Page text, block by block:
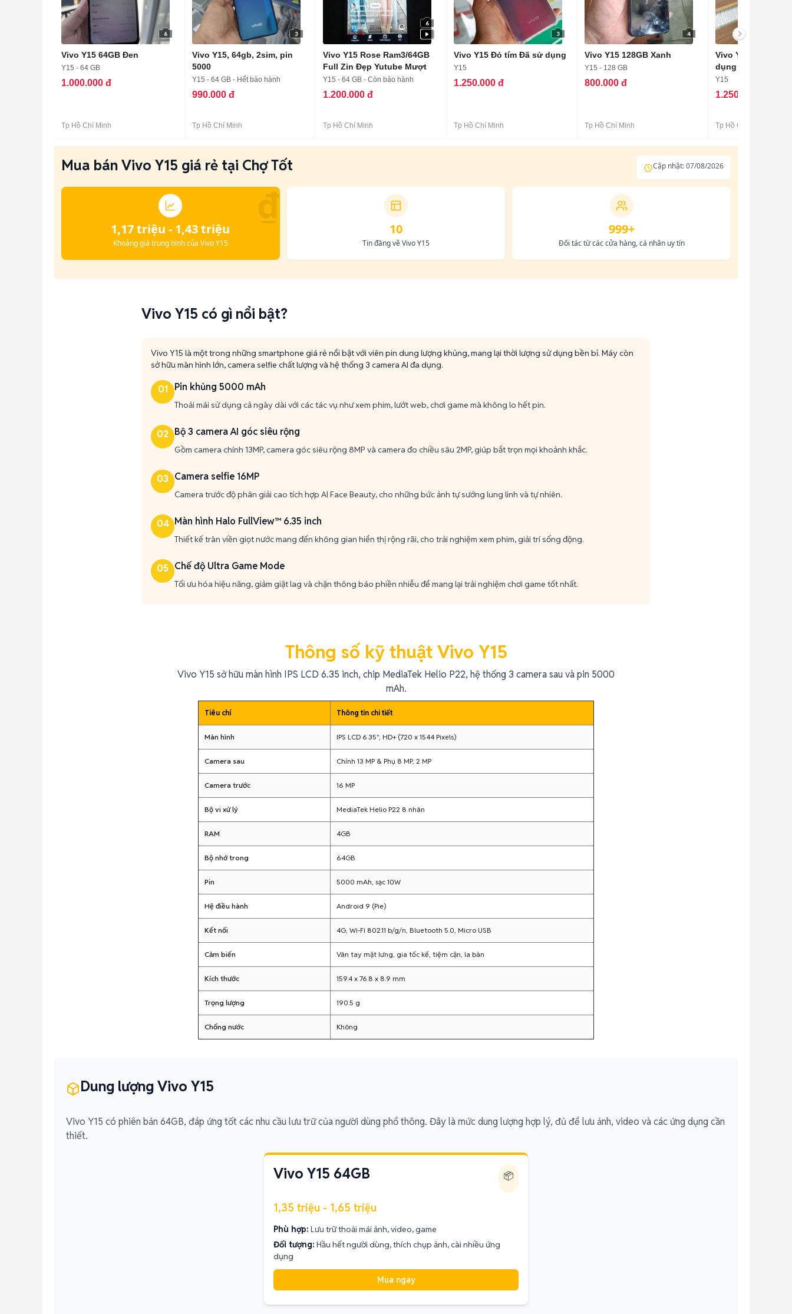
6
Vivo Y15 64GB Đen
Y15 - 64 GB
1.000.000 đ
Tp Hồ Chí Minh
3
Vivo Y15, 64gb, 2sim, pin
5000
Y15 - 64 GB - Hết bảo hành
990.000 đ
Tp Hồ Chí Minh
6
Vivo Y15 Rose Ram3/64GB
Full Zin Đẹp Yutube Mượt
Y15 - 64 GB - Còn bảo hành
1.200.000 đ
Tp Hồ Chí Minh
3
Vivo Y15 Đỏ tím Đã sử dụng
Y15
1.250.000 đ
Tp Hồ Chí Minh
4
Vivo Y15 128GB Xanh
Y15 - 128 GB
800.000 đ
Tp Hồ Chí Minh
Vivo Y15 Đen Đã
dụng
Y15
1.250.000 đ
Tp Hồ Chí Minh
Mua bán Vivo Y15 giá rẻ tại Chợ Tốt Cập nhật: 07/08/2026
₫
1,17 triệu - 1,43 triệu
Khoảng giá trung bình của Vivo Y15
10
Tin đăng về Vivo Y15
999+
Đối tác từ các cửa hàng, cá nhân uy tín
Vivo Y15 có gì nổi bật?
Vivo Y15 là một trong những smartphone giá rẻ nổi bật với viên pin dung lượng khủng, mang lại thời lượng sử dụng bền bỉ. Máy còn
sở hữu màn hình lớn, camera selfie chất lượng và hệ thống 3 camera AI đa dụng.
01 Pin khủng 5000 mAh
Thoải mái sử dụng cả ngày dài với các tác vụ như xem phim, lướt web, chơi game mà không lo hết pin.
02 Bộ 3 camera AI góc siêu rộng
Gồm camera chính 13MP, camera góc siêu rộng 8MP và camera đo chiều sâu 2MP, giúp bắt trọn mọi khoảnh khắc.
03 Camera selfie 16MP
Camera trước độ phân giải cao tích hợp AI Face Beauty, cho những bức ảnh tự sướng lung linh và tự nhiên.
04 Màn hình Halo FullView™ 6.35 inch
Thiết kế tràn viền giọt nước mang đến không gian hiển thị rộng rãi, cho trải nghiệm xem phim, giải trí sống động.
05 Chế độ Ultra Game Mode
Tối ưu hóa hiệu năng, giảm giật lag và chặn thông báo phiền nhiễu để mang lại trải nghiệm chơi game tốt nhất.
Thông số kỹ thuật Vivo Y15
Vivo Y15 sở hữu màn hình IPS LCD 6.35 inch, chip MediaTek Helio P22, hệ thống 3 camera sau và pin 5000
mAh.
Tiêu chí Thông tin chi tiết
Màn hình IPS LCD 6.35", HD+ (720 x 1544 Pixels)
Camera sau Chính 13 MP & Phụ 8 MP, 2 MP
Camera trước 16 MP
Bộ vi xử lý MediaTek Helio P22 8 nhân
RAM 4GB
Bộ nhớ trong 64GB
Pin 5000 mAh, sạc 10W
Hệ điều hành Android 9 (Pie)
Kết nối 4G, Wi-Fi 802.11 b/g/n, Bluetooth 5.0, Micro USB
Cảm biến Vân tay mặt lưng, gia tốc kế, tiệm cận, la bàn
Kích thước 159.4 x 76.8 x 8.9 mm
Trọng lượng 190.5 g
Chống nước Không
Dung lượng Vivo Y15
Vivo Y15 có phiên bản 64GB, đáp ứng tốt các nhu cầu lưu trữ của người dùng phổ thông. Đây là mức dung lượng hợp lý, đủ để lưu ảnh, video và các ứng dụng cần
thiết.
Vivo Y15 64GB 📦
1,35 triệu - 1,65 triệu
Phù hợp: Lưu trữ thoải mái ảnh, video, game
Đối tượng: Hầu hết người dùng, thích chụp ảnh, cài nhiều ứng
dụng
Mua ngay